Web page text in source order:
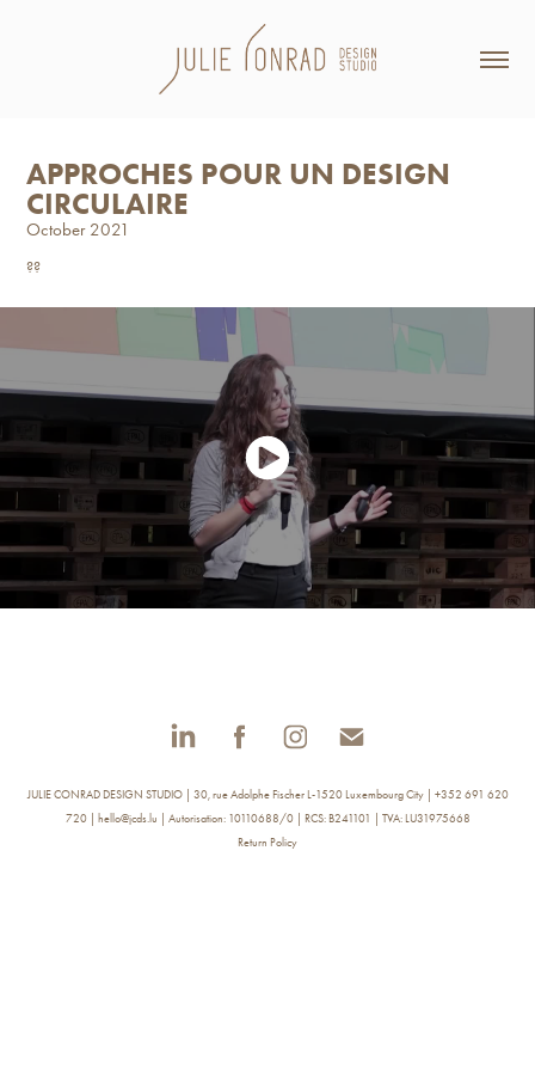
APPROCHES POUR UN DESIGN
CIRCULAIRE
October 2021
??
JULIE CONRAD DESIGN STUDIO | 30, rue Adolphe Fischer L-1520 Luxembourg City | +352 691 620
720 | hello@jcds.lu | Autorisation: 10110688/0 | RCS: B241101 | TVA: LU31975668
Return Policy